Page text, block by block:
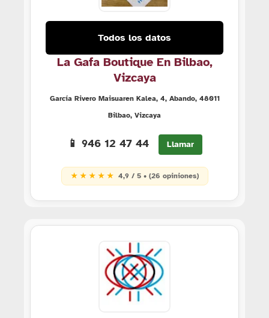
Todos los datos
La Gafa Boutique En Bilbao,
Vizcaya
García Rivero Maisuaren Kalea, 4, Abando, 48011
Bilbao, Vizcaya
📱 946 12 47 44 Llamar
★ ★ ★ ★ ★ 4,9 / 5 • (26 opiniones)